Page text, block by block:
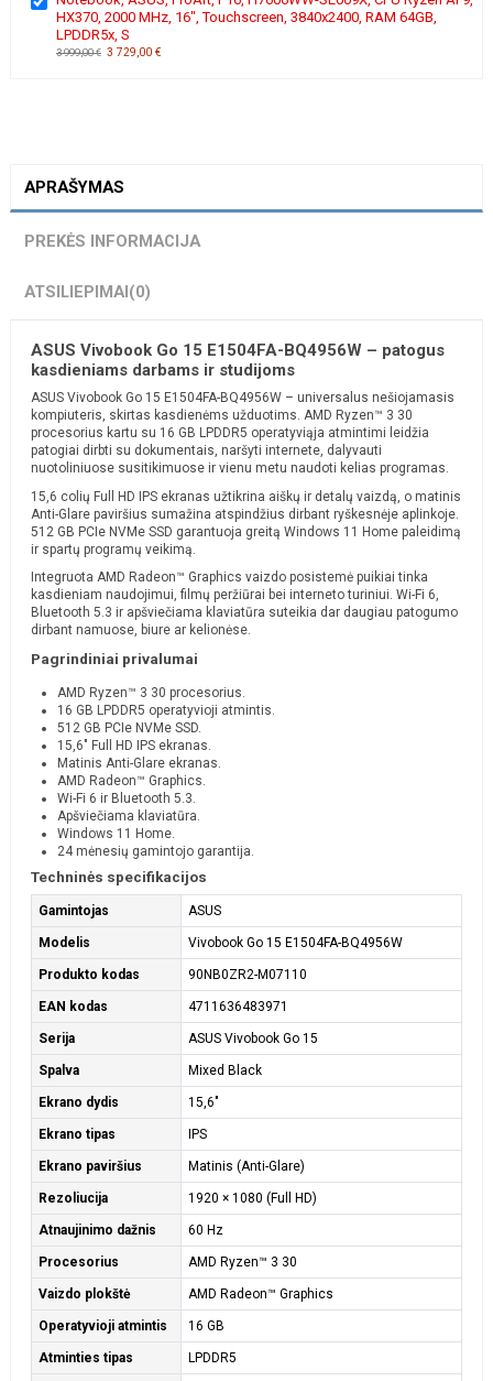
HX370, 2000 MHz, 16", Touchscreen, 3840x2400, RAM 64GB,
LPDDR5x, S
3 999,00 € 3 729,00 €
APRAŠYMAS
PREKĖS INFORMACIJA
ATSILIEPIMAI(0)
ASUS Vivobook Go 15 E1504FA-BQ4956W – patogus
kasdieniams darbams ir studijoms
ASUS Vivobook Go 15 E1504FA-BQ4956W – universalus nešiojamasis
kompiuteris, skirtas kasdienėms užduotims. AMD Ryzen™ 3 30
procesorius kartu su 16 GB LPDDR5 operatyviąja atmintimi leidžia
patogiai dirbti su dokumentais, naršyti internete, dalyvauti
nuotoliniuose susitikimuose ir vienu metu naudoti kelias programas.
15,6 colių Full HD IPS ekranas užtikrina aiškų ir detalų vaizdą, o matinis
Anti-Glare paviršius sumažina atspindžius dirbant ryškesnėje aplinkoje.
512 GB PCIe NVMe SSD garantuoja greitą Windows 11 Home paleidimą
ir spartų programų veikimą.
Integruota AMD Radeon™ Graphics vaizdo posistemė puikiai tinka
kasdieniam naudojimui, filmų peržiūrai bei interneto turiniui. Wi-Fi 6,
Bluetooth 5.3 ir apšviečiama klaviatūra suteikia dar daugiau patogumo
dirbant namuose, biure ar kelionėse.
Pagrindiniai privalumai
AMD Ryzen™ 3 30 procesorius.
16 GB LPDDR5 operatyvioji atmintis.
512 GB PCIe NVMe SSD.
15,6" Full HD IPS ekranas.
Matinis Anti-Glare ekranas.
AMD Radeon™ Graphics.
Wi-Fi 6 ir Bluetooth 5.3.
Apšviečiama klaviatūra.
Windows 11 Home.
24 mėnesių gamintojo garantija.
Techninės specifikacijos
Gamintojas ASUS
Modelis Vivobook Go 15 E1504FA-BQ4956W
Produkto kodas 90NB0ZR2-M07110
EAN kodas 4711636483971
Serija ASUS Vivobook Go 15
Spalva Mixed Black
Ekrano dydis 15,6"
Ekrano tipas IPS
Ekrano paviršius Matinis (Anti-Glare)
Rezoliucija 1920 × 1080 (Full HD)
Atnaujinimo dažnis 60 Hz
Procesorius AMD Ryzen™ 3 30
Vaizdo plokštė AMD Radeon™ Graphics
Operatyvioji atmintis 16 GB
Atminties tipas LPDDR5